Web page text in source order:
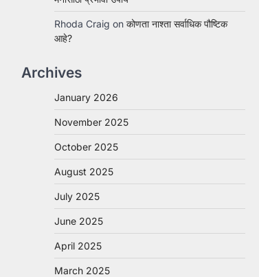
Rhoda Craig on कोणता नाश्ता सर्वाधिक पौष्टिक
आहे?
Archives
January 2026
November 2025
October 2025
August 2025
July 2025
June 2025
April 2025
March 2025